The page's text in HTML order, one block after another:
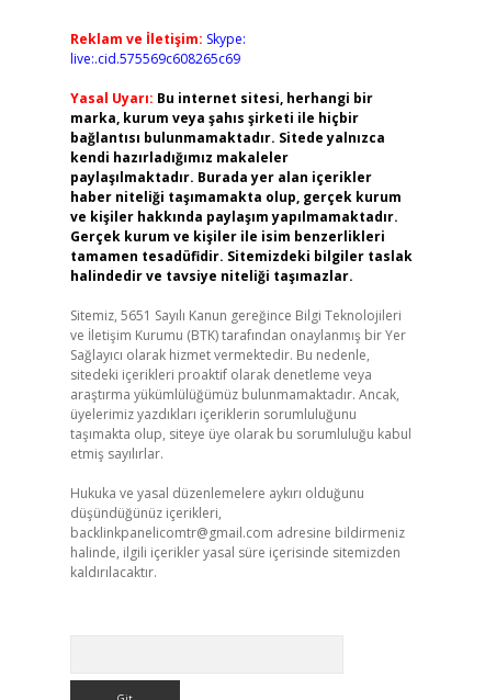
Reklam ve İletişim: Skype:
live:.cid.575569c608265c69
Yasal Uyarı: Bu internet sitesi, herhangi bir
marka, kurum veya şahıs şirketi ile hiçbir
bağlantısı bulunmamaktadır. Sitede yalnızca
kendi hazırladığımız makaleler
paylaşılmaktadır. Burada yer alan içerikler
haber niteliği taşımamakta olup, gerçek kurum
ve kişiler hakkında paylaşım yapılmamaktadır.
Gerçek kurum ve kişiler ile isim benzerlikleri
tamamen tesadüfidir. Sitemizdeki bilgiler taslak
halindedir ve tavsiye niteliği taşımazlar.
Sitemiz, 5651 Sayılı Kanun gereğince Bilgi Teknolojileri
ve İletişim Kurumu (BTK) tarafından onaylanmış bir Yer
Sağlayıcı olarak hizmet vermektedir. Bu nedenle,
sitedeki içerikleri proaktif olarak denetleme veya
araştırma yükümlülüğümüz bulunmamaktadır. Ancak,
üyelerimiz yazdıkları içeriklerin sorumluluğunu
taşımakta olup, siteye üye olarak bu sorumluluğu kabul
etmiş sayılırlar.
Hukuka ve yasal düzenlemelere aykırı olduğunu
düşündüğünüz içerikleri,
backlinkpanelicomtr@gmail.com adresine bildirmeniz
halinde, ilgili içerikler yasal süre içerisinde sitemizden
kaldırılacaktır.